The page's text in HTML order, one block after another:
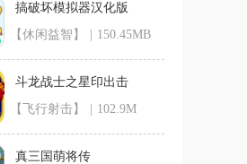
搞破坏模拟器汉化版
【休闲益智】
150.45MB
斗龙战士之星印出击
【飞行射击】
102.9M
真三国萌将传